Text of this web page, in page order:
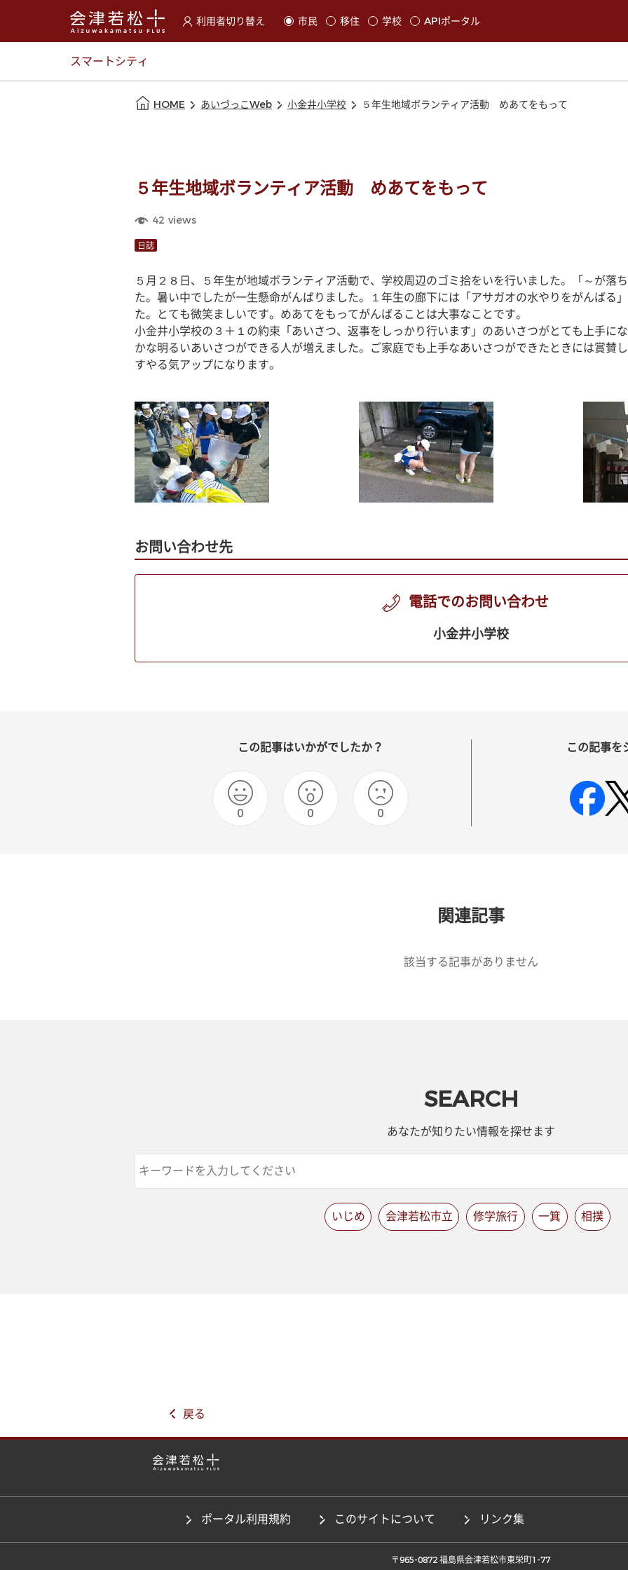
利用者切り替え
選択すると利用者の切替が発生します
市民 移住 学校 APIポータル
スマートシティ
HOME あいづっこWeb 小金井小学校 ５年生地域ボランティア活動 めあてをもって
５年生地域ボランティア活動 めあてをもって
42 views
日誌
５月２８日、５年生が地域ボランティア活動で、学校周辺のゴミ拾をいを行いました。「～が落
た。暑い中でしたが一生懸命がんばりました。１年生の廊下には「アサガオの水やりをがんばる
た。とても微笑ましいです。めあてをもってがんばることは大事なことです。
小金井小学校の３＋１の約束「あいさつ、返事をしっかり行います」のあいさつがとても上手に
かな明るいあいさつができる人が増えました。ご家庭でも上手なあいさつができたときには賞賛
すやる気アップになります。
お問い合わせ先
電話でのお問い合わせ
小金井小学校
この記事はいかがでしたか？
0 0 0
この記事を
関連記事
該当する記事がありません
SEARCH
あなたが知りたい情報を探せます
いじめ 会津若松市立 修学旅行 一箕 相撲
戻る
ポータル利用規約 このサイトについて リンク集
〒965-0872 福島県会津若松市東栄町1-77